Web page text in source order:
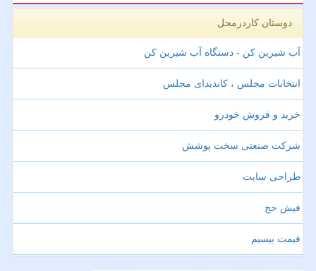
دوستان کاردرمحل
آب شیرین کن - دستگاه آب شیرین کن
انتخابات مجلس ، کاندیدای مجلس
خرید و فروش خودرو
شرکت صنعتی سخت پوشش
طراحی سایت
فیش حج
قیمت بیسیم